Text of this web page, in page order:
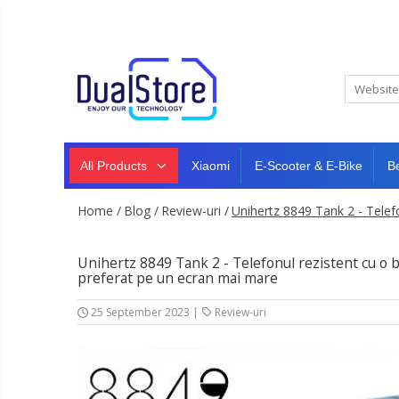
Mobile phones
All (smart & classic)
Rugged phones
5G phones
Classic phones
Tablet
PC,
mini
PC,
laptops
Laptops
Accessories
Smart
and
Dash
cam,
sports
Smart mirror
&
smartbands
scooters
&
All Products Xiaomi E-Scooter & E-Bike
Home / Blog / Review-uri /Unihertz 8849 Tank 2 -
Unihertz 8849 Tank 2 - Telefonul rezistent cu
preferat pe un ecran mai mare
25 September 2023 | Review-uri